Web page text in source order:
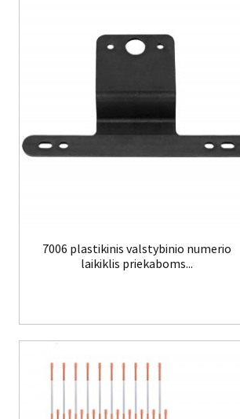
7006 plastikinis valstybinio numerio
laikiklis priekaboms...